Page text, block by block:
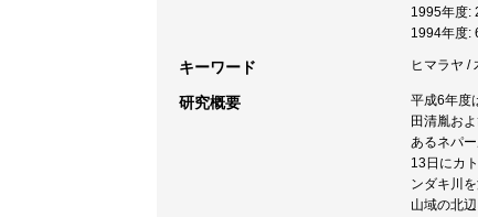
1995年度:
1994年度:
キーワード ヒマラヤ /
研究概要
平成6年度
田清胤お
あるネパ
13日にカ
ンダキ川
山域の北